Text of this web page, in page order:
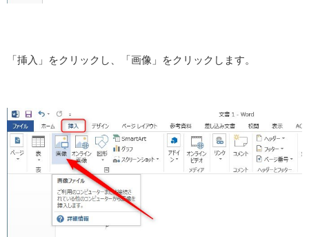
「挿入」をクリックし、「画像」をクリックします。